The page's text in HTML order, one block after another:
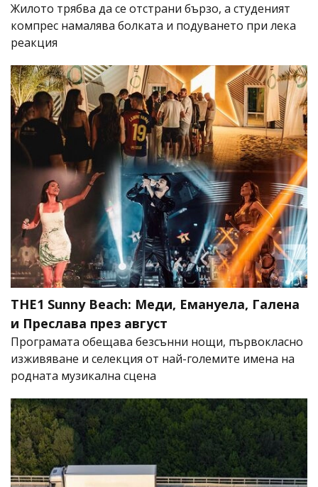
Жилото трябва да се отстрани бързо, а студеният
компрес намалява болката и подуването при лека
реакция
THE1 Sunny Beach: Меди, Емануела, Галена
и Преслава през август
Програмата обещава безсънни нощи, първокласно
изживяване и селекция от най-големите имена на
родната музикална сцена